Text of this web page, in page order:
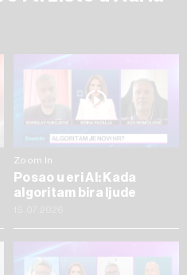
Zoom In
Posao u eri AI: Kada
algoritam bira ljude